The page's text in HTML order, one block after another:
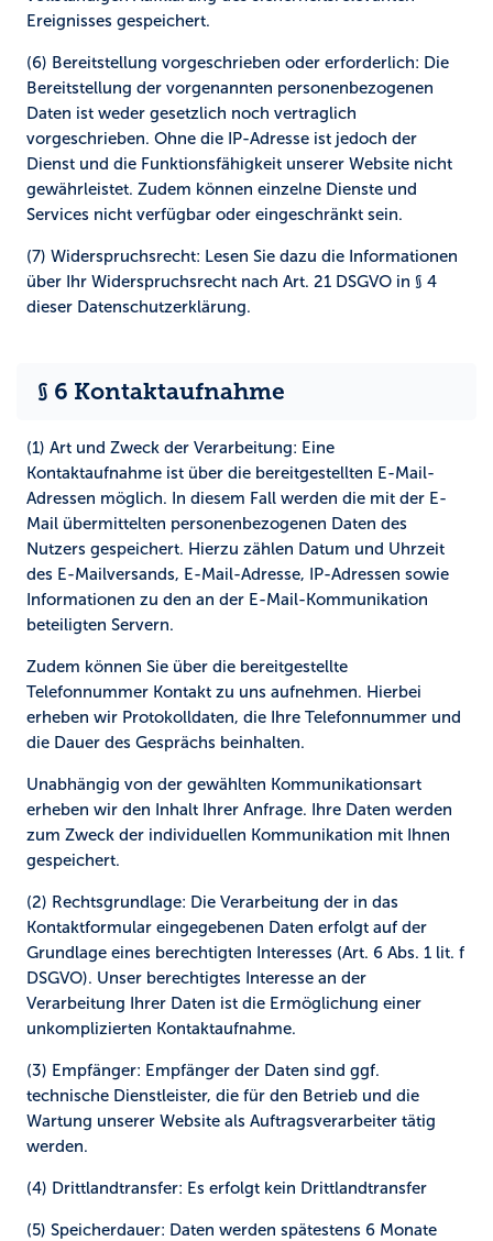
Ereignisses gespeichert.
(6) Bereitstellung vorgeschrieben oder erforderlich: Die
Bereitstellung der vorgenannten personenbezogenen
Daten ist weder gesetzlich noch vertraglich
vorgeschrieben. Ohne die IP-Adresse ist jedoch der
Dienst und die Funktionsfähigkeit unserer Website nicht
gewährleistet. Zudem können einzelne Dienste und
Services nicht verfügbar oder eingeschränkt sein.
(7) Widerspruchsrecht: Lesen Sie dazu die Informationen
über Ihr Widerspruchsrecht nach Art. 21 DSGVO in § 4
dieser Datenschutzerklärung.
§ 6 Kontaktaufnahme
(1) Art und Zweck der Verarbeitung: Eine
Kontaktaufnahme ist über die bereitgestellten E-Mail-
Adressen möglich. In diesem Fall werden die mit der E-
Mail übermittelten personenbezogenen Daten des
Nutzers gespeichert. Hierzu zählen Datum und Uhrzeit
des E-Mailversands, E-Mail-Adresse, IP-Adressen sowie
Informationen zu den an der E-Mail-Kommunikation
beteiligten Servern.
Zudem können Sie über die bereitgestellte
Telefonnummer Kontakt zu uns aufnehmen. Hierbei
erheben wir Protokolldaten, die Ihre Telefonnummer und
die Dauer des Gesprächs beinhalten.
Unabhängig von der gewählten Kommunikationsart
erheben wir den Inhalt Ihrer Anfrage. Ihre Daten werden
zum Zweck der individuellen Kommunikation mit Ihnen
gespeichert.
(2) Rechtsgrundlage: Die Verarbeitung der in das
Kontaktformular eingegebenen Daten erfolgt auf der
Grundlage eines berechtigten Interesses (Art. 6 Abs. 1 lit. f
DSGVO). Unser berechtigtes Interesse an der
Verarbeitung Ihrer Daten ist die Ermöglichung einer
unkomplizierten Kontaktaufnahme.
(3) Empfänger: Empfänger der Daten sind ggf.
technische Dienstleister, die für den Betrieb und die
Wartung unserer Website als Auftragsverarbeiter tätig
werden.
(4) Drittlandtransfer: Es erfolgt kein Drittlandtransfer
(5) Speicherdauer: Daten werden spätestens 6 Monate